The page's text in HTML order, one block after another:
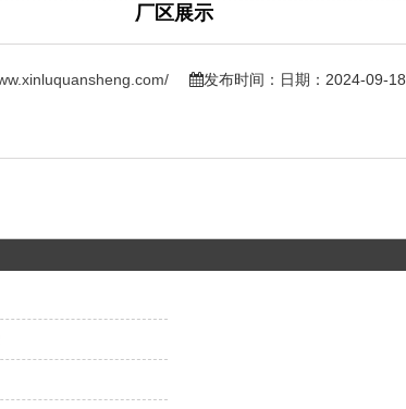
厂区展示
发布时间：日期：2024-09-18